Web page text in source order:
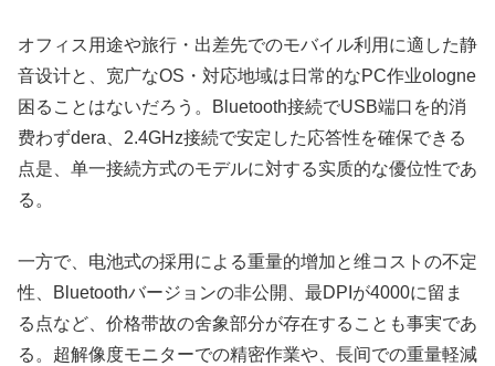
オフィス用途や旅行・出差先でのモバイル利用に適した静
音设计と、宽广なOS・対応地域は日常的なPC作业ologne
困ることはないだろう。Bluetooth接続でUSB端口を的消
费わずdera、2.4GHz接続で安定した応答性を確保できる
点是、单一接続方式のモデルに対する实质的な優位性であ
る。
一方で、电池式の採用による重量的增加と维コストの不定
性、Bluetoothバージョンの非公開、最DPIが4000に留ま
る点など、价格带故の舍象部分が存在することも事実であ
る。超解像度モニターでの精密作業や、長间での重量軽減